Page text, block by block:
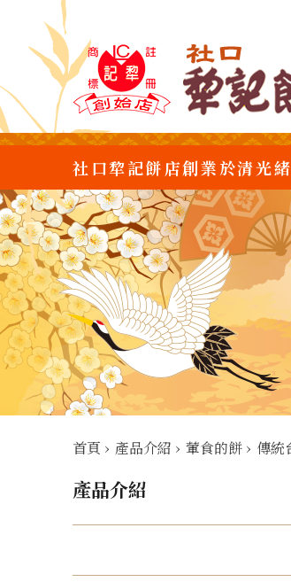
社口犂記餅店創業於清光
首頁 › 產品介紹 › 葷食的餅 › 傳統
產品介紹